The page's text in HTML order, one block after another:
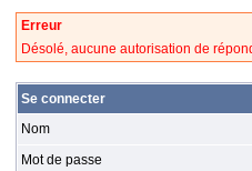
Erreur
Désolé, aucune autorisation de
Se connecter
Nom
Mot de passe